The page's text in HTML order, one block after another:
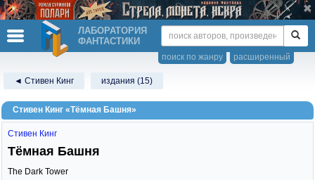
ЛАБОРАТОРИЯ
ФАНТАСТИКИ
расширенный
поиск по жанру
◄ Стивен Кинг издания (15)
Стивен Кинг «Тёмная Башня»
Стивен Кинг
Тёмная Башня
The Dark Tower